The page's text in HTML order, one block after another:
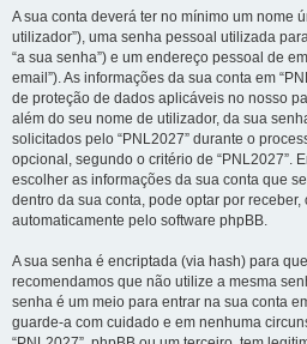
A sua conta deverá ter no mínimo um nome
utilizador”), uma senha pessoal utilizada
“a sua senha”) e um endereço pessoal de
email”). As informações da sua conta em
de proteção de dados aplicáveis no nosso
além do seu nome de utilizador, da sua
solicitados pelo “PNL2027” durante o
opcional, segundo o critério de “PNL2027”.
escolher as informações da sua conta que
dentro da sua conta, pode optar por
automaticamente pelo software phpBB.
A sua senha é encriptada (via hash) para
recomendamos que não utilize a mesma
senha é um meio para entrar na sua conta
guarde-a com cuidado e em nenhuma